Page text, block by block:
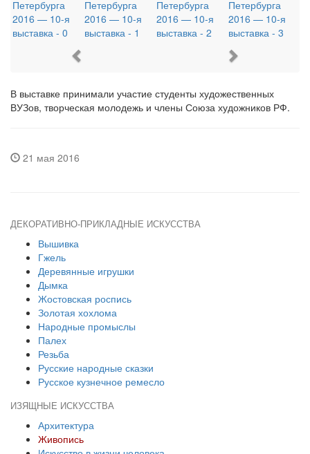
В выставке принимали участие студенты художественных
ВУЗов, творческая молодежь и члены Союза художников РФ.
21 мая 2016
ДЕКОРАТИВНО-ПРИКЛАДНЫЕ ИСКУССТВА
Вышивка
Гжель
Деревянные игрушки
Дымка
Жостовская роспись
Золотая хохлома
Народные промыслы
Палех
Резьба
Русские народные сказки
Русское кузнечное ремесло
ИЗЯЩНЫЕ ИСКУССТВА
Архитектура
Живопись